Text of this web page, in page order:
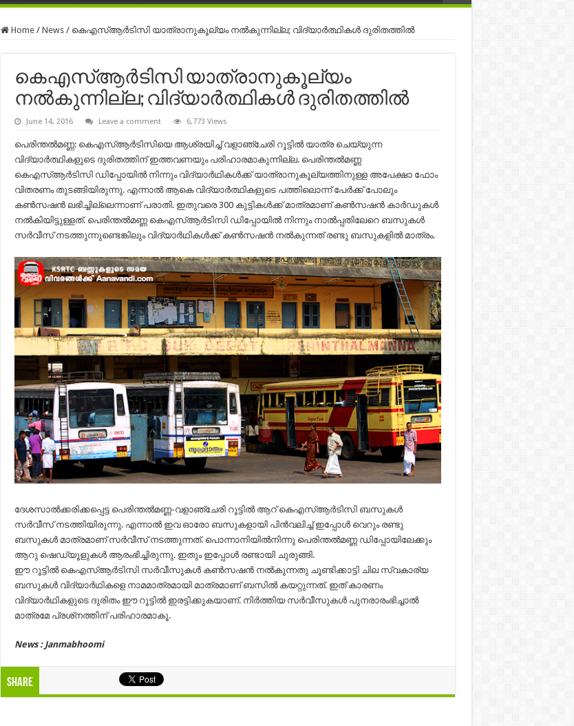
Home / News / കെഎസ്ആര്‍ടിസി യാത്രാനുകൂല്യം നല്‍കുന്നില്ല; വിദ്യാര്‍ത്ഥികള്‍ ദുരിതത്തില്‍
കെഎസ്ആര്‍ടിസി യാത്രാനുകൂല്യം
നല്‍കുന്നില്ല; വിദ്യാര്‍ത്ഥികള്‍ ദുരിതത്തില്‍
June 14, 2016 Leave a comment 6,773 Views
പെരിന്തല്‍മണ്ണ: കെഎസ്ആര്‍ടിസിയെ ആശ്രയിച്ച് വളാഞ്ചേരി റൂട്ടില്‍ യാത്ര ചെയ്യുന്ന
വിദ്യാര്‍ത്ഥികളുടെ ദുരിതത്തിന് ഇത്തവണയും പരിഹാരമാകുന്നില്ല. പെരിന്തല്‍മണ്ണ
കെഎസ്ആര്‍ടിസി ഡിപ്പോയില്‍ നിന്നും വിദ്യാര്‍ഥികള്‍ക്ക് യാത്രാനുകൂല്യത്തിനുള്ള അപേക്ഷാ ഫോം
വിതരണം തുടങ്ങിയിരുന്നു. എന്നാല്‍ ആകെ വിദ്യാര്‍ത്ഥികളുടെ പത്തിലൊന്ന് പേര്‍ക്ക് പോലും
കണ്‍സഷന്‍ ലഭിച്ചില്ലെന്നാണ് പരാതി. ഇതുവരെ 300 കുട്ടികള്‍ക്ക് മാത്രമാണ് കണ്‍സഷന്‍ കാര്‍ഡുകള്‍
നല്‍കിയിട്ടുള്ളത്. പെരിന്തല്‍മണ്ണ കെഎസ്ആര്‍ടിസി ഡിപ്പോയില്‍ നിന്നും നാല്‍പ്പതിലേറെ ബസുകള്‍
സര്‍വീസ് നടത്തുന്നുണ്ടെങ്കിലും വിദ്യാര്‍ഥികള്‍ക്ക് കണ്‍സഷന്‍ നല്‍കുന്നത് രണ്ടു ബസുകളില്‍ മാത്രം.
ദേശസാല്‍ക്കരിക്കപ്പെട്ട പെരിന്തല്‍മണ്ണ-വളാഞ്ചേരി റൂട്ടില്‍ ആറ് കെഎസ്ആര്‍ടിസി ബസുകള്‍
സര്‍വീസ് നടത്തിയിരുന്നു. എന്നാല്‍ ഇവ ഓരോ ബസുകളായി പിന്‍വലിച്ച് ഇപ്പോള്‍ വെറും രണ്ടു
ബസുകള്‍ മാത്രമാണ് സര്‍വീസ് നടത്തുന്നത്. പൊന്നാനിയില്‍നിന്നു പെരിന്തല്‍മണ്ണ ഡിപ്പോയിലേക്കും
ആറു ഷെഡ്യൂളുകള്‍ ആരംഭിച്ചിരുന്നു. ഇതും ഇപ്പോള്‍ രണ്ടായി ചുരുങ്ങി.
ഈ റൂട്ടില്‍ കെഎസ്ആര്‍ടിസി സര്‍വീസുകള്‍ കണ്‍സഷന്‍ നല്‍കുന്നതു ചൂണ്ടിക്കാട്ടി ചില സ്വകാര്യ
ബസുകള്‍ വിദ്യാര്‍ഥികളെ നാമമാത്രമായി മാത്രമാണ് ബസില്‍ കയറ്റുന്നത്. ഇത് കാരണം
വിദ്യാര്‍ഥികളുടെ ദുരിതം ഈ റൂട്ടില്‍ ഇരട്ടിക്കുകയാണ്. നിര്‍ത്തിയ സര്‍വീസുകള്‍ പുനരാരംഭിച്ചാല്‍
മാത്രമേ പ്രശ്‌നത്തിന് പരിഹാരമാകൂ.
News : Janmabhoomi
Share